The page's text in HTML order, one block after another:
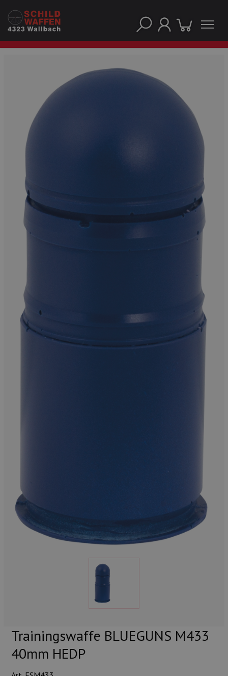
Trainingswaffe BLUEGUNS M433
40mm HEDP
UNSERE TOP-MARKEN
UNSERE TOP-KATEGORIEN
Munition
Lampen und Zubehör